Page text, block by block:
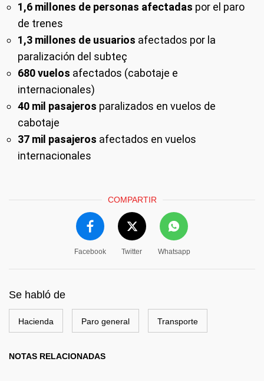
1,6 millones de personas afectadas por el paro
de trenes
1,3 millones de usuarios afectados por la
paralización del subteç
680 vuelos afectados (cabotaje e
internacionales)
40 mil pasajeros paralizados en vuelos de
cabotaje
37 mil pasajeros afectados en vuelos
internacionales
COMPARTIR
Facebook Twitter Whatsapp
Se habló de
Hacienda Paro general Transporte
NOTAS RELACIONADAS